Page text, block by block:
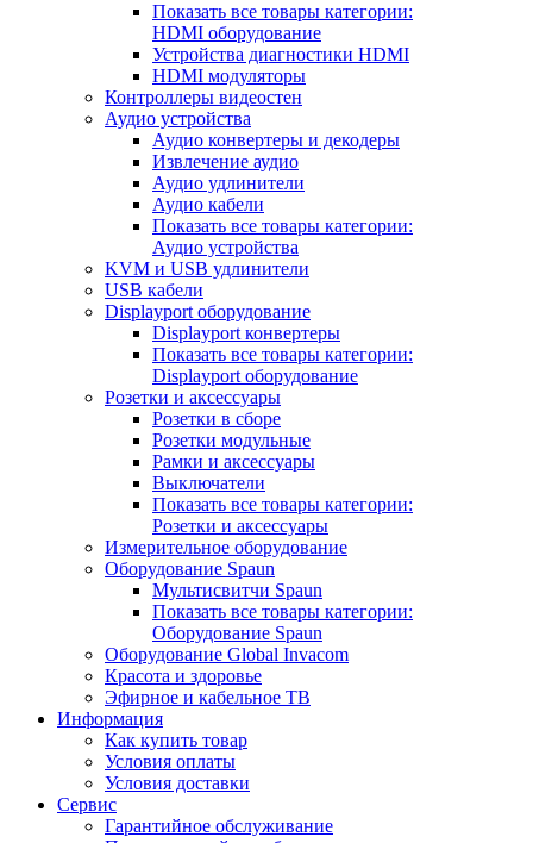
Показать все товары категории:
HDMI оборудование
Устройства диагностики HDMI
HDMI модуляторы
Контроллеры видеостен
Аудио устройства
Аудио конвертеры и декодеры
Извлечение аудио
Аудио удлинители
Аудио кабели
Показать все товары категории:
Аудио устройства
KVM и USB удлинители
USB кабели
Displayport оборудование
Displayport конвертеры
Показать все товары категории:
Displayport оборудование
Розетки и аксессуары
Розетки в сборе
Розетки модульные
Рамки и аксессуары
Выключатели
Показать все товары категории:
Розетки и аксессуары
Измерительное оборудование
Оборудование Spaun
Мультисвитчи Spaun
Показать все товары категории:
Оборудование Spaun
Оборудование Global Invacom
Красота и здоровье
Эфирное и кабельное ТВ
Информация
Как купить товар
Условия оплаты
Условия доставки
Сервис
Гарантийное обслуживание